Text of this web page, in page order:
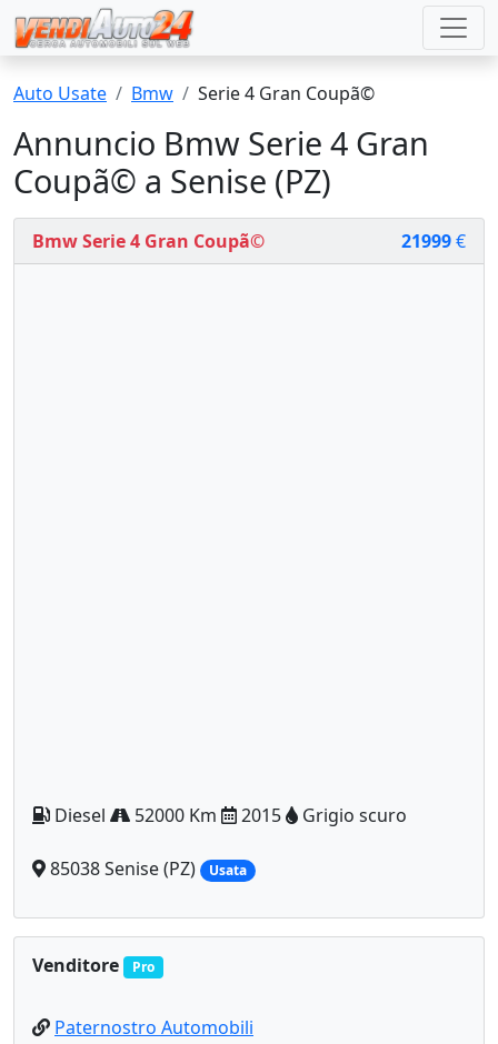
Auto Usate Bmw Serie 4 Gran Coupã©
Annuncio Bmw Serie 4 Gran
Coupã© a Senise (PZ)
Bmw Serie 4 Gran Coupã© 21999€
Diesel 52000 Km 2015 Grigio scuro
85038 Senise (PZ) Usata
Venditore Pro
Paternostro Automobili